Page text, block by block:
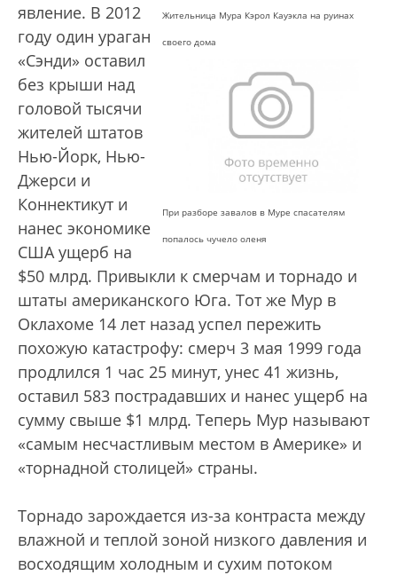
Жительница Мура Кэрол Кауэкла на руинах
своего дома
При разборе завалов в Муре спасателям
попалось чучело оленя
явление. В 2012
году один ураган
«Сэнди» оставил
без крыши над
головой тысячи
жителей штатов
Нью-Йорк, Нью-
Джерси и
Коннектикут и
нанес экономике
США ущерб на
$50 млрд. Привыкли к смерчам и торнадо и
штаты американского Юга. Тот же Мур в
Оклахоме 14 лет назад успел пережить
похожую катастрофу: смерч 3 мая 1999 года
продлился 1 час 25 минут, унес 41 жизнь,
оставил 583 пострадавших и нанес ущерб на
сумму свыше $1 млрд. Теперь Мур называют
«самым несчастливым местом в Америке» и
«торнадной столицей» страны.
Торнадо зарождается из-за контраста между
влажной и теплой зоной низкого давления и
восходящим холодным и сухим потоком